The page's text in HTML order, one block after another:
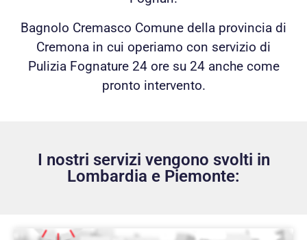
Bagnolo Cremasco Comune della provincia di
Cremona in cui operiamo con servizio di
Pulizia Fognature 24 ore su 24 anche come
pronto intervento.
I nostri servizi vengono svolti in
Lombardia e Piemonte: